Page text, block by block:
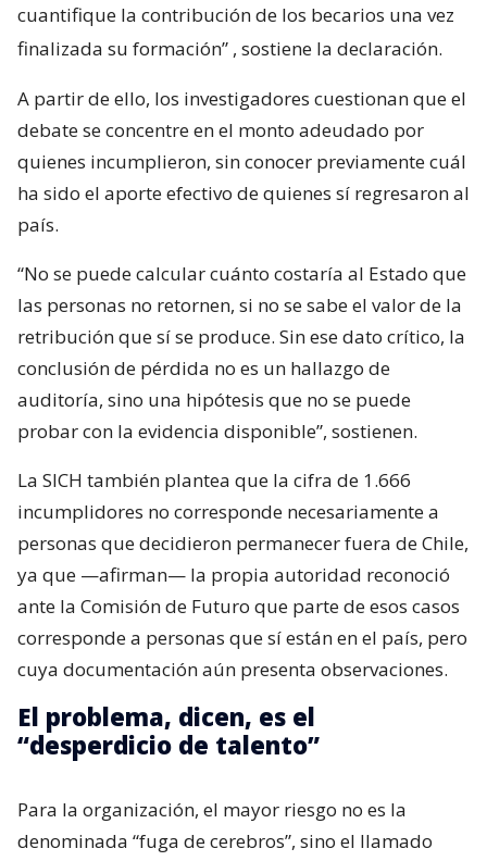
cuantifique la contribución de los becarios una vez
finalizada su formación” , sostiene la declaración.
A partir de ello, los investigadores cuestionan que el
debate se concentre en el monto adeudado por
quienes incumplieron, sin conocer previamente cuál
ha sido el aporte efectivo de quienes sí regresaron al
país.
“No se puede calcular cuánto costaría al Estado que
las personas no retornen, si no se sabe el valor de la
retribución que sí se produce. Sin ese dato crítico, la
conclusión de pérdida no es un hallazgo de
auditoría, sino una hipótesis que no se puede
probar con la evidencia disponible”, sostienen.
La SICH también plantea que la cifra de 1.666
incumplidores no corresponde necesariamente a
personas que decidieron permanecer fuera de Chile,
ya que —afirman— la propia autoridad reconoció
ante la Comisión de Futuro que parte de esos casos
corresponde a personas que sí están en el país, pero
cuya documentación aún presenta observaciones.
El problema, dicen, es el
“desperdicio de talento”
Para la organización, el mayor riesgo no es la
denominada “fuga de cerebros”, sino el llamado